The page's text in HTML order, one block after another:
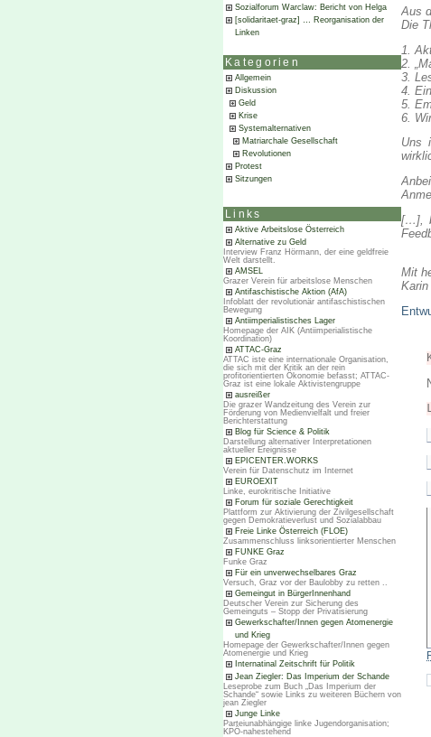
Sozialforum Warclaw: Bericht von Helga
[solidaritaet-graz] … Reorganisation der
Linken
Kategorien
Allgemein
Diskussion
Geld
Krise
Systemalternativen
Matriarchale Gesellschaft
Revolutionen
Protest
Sitzungen
Links
Aktive Arbeitslose Österreich
Alternative zu Geld
Interview Franz Hörmann, der eine geldfreie
Welt darstellt.
AMSEL
Grazer Verein für arbeitslose Menschen
Antifaschistische Aktion (AfA)
Infoblatt der revolutionär antifaschistischen
Bewegung
Antiimperialistisches Lager
Homepage der AIK (Antiimperialistische
Koordination)
ATTAC-Graz
ATTAC iste eine internationale Organisation,
die sich mit der Kritik an der rein
profitorientierten Ökonomie befasst; ATTAC-
Graz ist eine lokale Aktivistengruppe
ausreißer
Die grazer Wandzeitung des Verein zur
Förderung von Medienvielfalt und freier
Berichterstattung
Blog für Science & Politik
Darstellung alternativer Interpretationen
aktueller Ereignisse
EPICENTER.WORKS
Verein für Datenschutz im Internet
EUROEXIT
Linke, eurokritische Initiative
Forum für soziale Gerechtigkeit
Plattform zur Aktivierung der Zivilgesellschaft
gegen Demokratieverlust und Sozialabbau
Freie Linke Österreich (FLOE)
Zusammenschluss linksorientierter Menschen
FUNKE Graz
Funke Graz
Für ein unverwechselbares Graz
Versuch, Graz vor der Baulobby zu retten ..
Gemeingut in BürgerInnenhand
Deutscher Verein zur Sicherung des
Gemeinguts – Stopp der Privatisierung
Gewerkschafter/Innen gegen Atomenergie
und Krieg
Homepage der Gewerkschafter/Innen gegen
Atomenergie und Krieg
Internatinal Zeitschrift für Politik
Jean Ziegler: Das Imperium der Schande
Leseprobe zum Buch „Das Imperium der
Schande“ sowie Links zu weiteren Büchern von
jean Ziegler
Junge Linke
Parteiunabhängige linke Jugendorganisation;
KPÖ-nahestehend
Aus
Die
1.
2.
3.
4.
5.
6.
Uns
[…],
Mit